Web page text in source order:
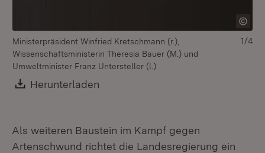
Ministerpräsident Winfried Kretschmann (r.),
Wissenschaftsministerin Theresia Bauer (M.) und
Umweltminister Franz Untersteller (l.)
Download:
Herunterladen
1/4
Als weiteren Baustein im Kampf gegen
Artenschwund richtet die Landesregierung ein